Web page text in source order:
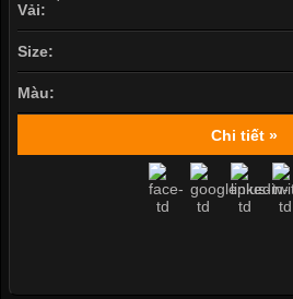
Vải:
Size:
Màu:
Chi tiết »